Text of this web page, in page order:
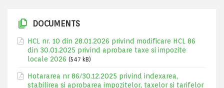
DOCUMENTS
HCL nr. 10 din 28.01.2026 privind modificare HCL 86
din 30.01.2025 privind aprobare taxe si impozite
locale 2026 (547 kB)
Hotararea nr 86/30.12.2025 privind indexarea,
stabilirea si aprobarea impozitelor, taxelor si tarifelor